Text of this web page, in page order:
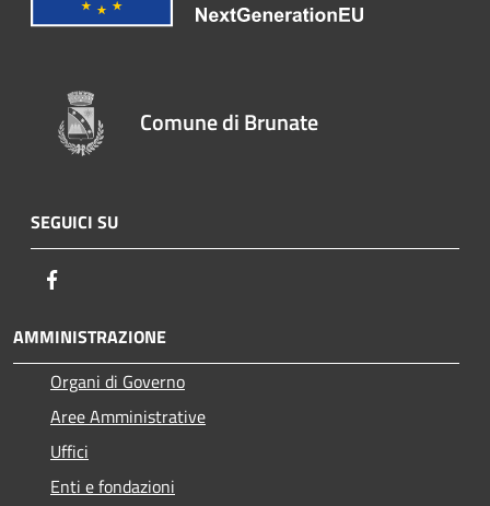
Comune di Brunate
SEGUICI SU
AMMINISTRAZIONE
Organi di Governo
Aree Amministrative
Uffici
Enti e fondazioni